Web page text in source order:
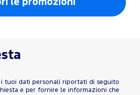
le promozioni
i tuoi dati personali riportati di seguito
e per fornire le informazioni che